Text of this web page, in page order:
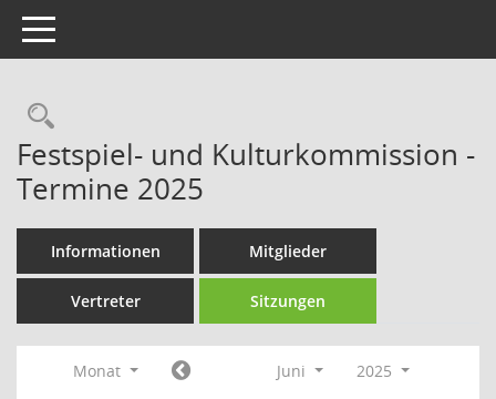
Toggle navigation
Rechercheauswahl
Festspiel- und Kulturkommission -
Termine 2025
Informationen Mitglieder
Vertreter Sitzungen
Monat Juni
2025